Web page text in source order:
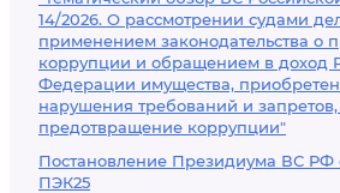
14/2026. О рассмотрении судами
применением законодательства о
коррупции и обращением в доход
Федерации имущества,
нарушения требований и
предотвращение коррупции"
Постановление Президиума ВС РФ
ПЭК25